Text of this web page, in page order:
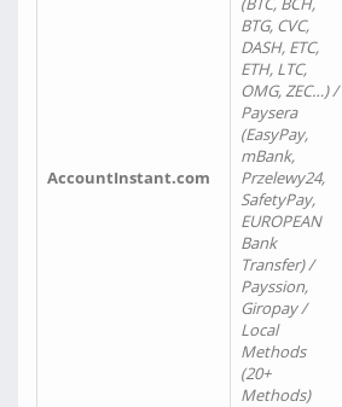
AccountInstant.com
BTG, CVC,
DASH, ETC,
ETH, LTC,
OMG, ZEC…) /
Paysera
(EasyPay,
mBank,
Przelewy24,
SafetyPay,
EUROPEAN
Bank
Transfer) /
Payssion,
Giropay /
Local
Methods
(20+
Methods)